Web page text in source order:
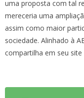
uma proposta com tal
mereceria uma
assim como maior
sociedade. Alinhado à
compartilha em seu